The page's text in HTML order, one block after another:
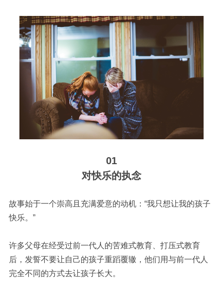
01
对快乐的执念
故事始于一个崇高且充满爱意的动机：“我只想让我的孩子
快乐。”
许多父母在经受过前一代人的苦难式教育、打压式教育
后，发誓不要让自己的孩子重蹈覆辙，他们用与前一代人
完全不同的方式去让孩子长大。